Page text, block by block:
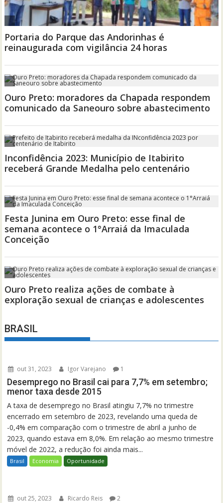
BRASIL
out 31, 2023 Igor Varejano 1
Desemprego no Brasil cai para 7,7% em setembro;
menor taxa desde 2015
A taxa de desemprego no Brasil atingiu 7,7% no trimestre
encerrado em setembro de 2023, revelando uma queda de
-0,4% em comparação com o trimestre de abril a junho de
2023, quando estava em 8,0%. Em relação ao mesmo trimestre
móvel de 2022, a redução foi ainda mais...
Brasil Economia Oportunidade
out 25, 2023 Ricardo Reis 2